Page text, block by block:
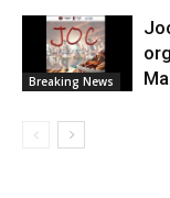
Breaking News